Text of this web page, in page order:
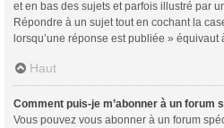
et en bas des sujets et parfois illustré par
Répondre à un sujet tout en cochant la
lorsqu’une réponse est publiée » équivaut
Haut
Comment puis-je m’abonner à un forum
Vous pouvez vous abonner à un forum